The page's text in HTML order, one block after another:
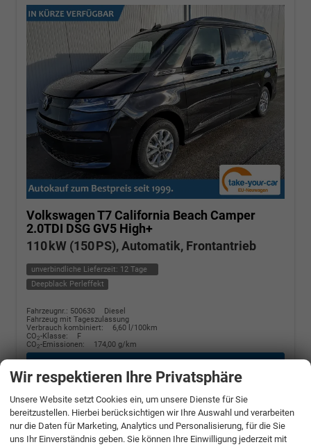
Volkswagen T7 California Beach Camper
2.0TDI DSG GV5 High+
110 kW (150 PS), Automatik, Frontantrieb
unverbindliche Lieferzeit: 12 Tage
Deepblack Perleffekt
Fahrzeugnr.: 500630
Diesel
Fahrzeug mit Tageszulassung
Verbrauch kombiniert:
6,60 l/100km
CO2-Klasse:
F
CO2-Emissionen: 174,00 g/km
» Angebotdetails
68.370,– €
incl. 19% MwSt.
Wir respektieren Ihre Privatsphäre
Unsere Website setzt Cookies ein, um unsere Dienste für Sie
bereitzustellen. Hierbei berücksichtigen wir Ihre Auswahl und verarbeiten
nur die Daten für Marketing, Analytics und Personalisierung, für die Sie
uns Ihr Einverständnis geben. Sie können Ihre Einwilligung jederzeit mit